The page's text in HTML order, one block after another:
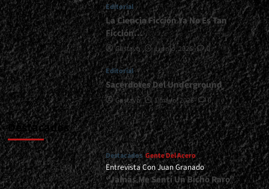
Editorial
La Ciencia Ficción Ya No Es Tan
Ficción…
Gustavo 1 junio, 2026 0
Editorial
Sacerdotes Del Underground
Gustavo 1 mayo, 2026 0
Destacados
Destacados Gente Del Acero
Entrevista Con Juan Granado
“Jamás Me Sentí Un Bicho Raro”